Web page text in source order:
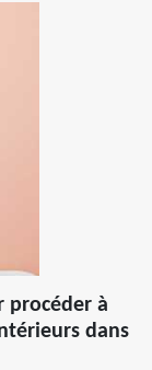
procéder à
dans